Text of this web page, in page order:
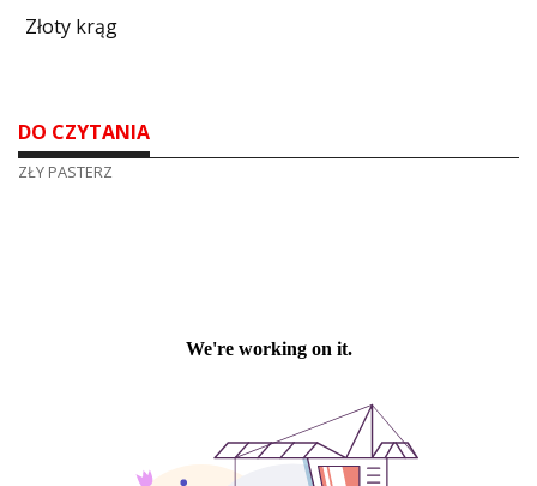
Złoty krąg
DO CZYTANIA
ZŁY PASTERZ